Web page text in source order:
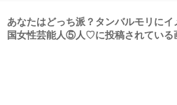
あなたはどっち派？タンバルモリに
国女性芸能人⑤人♡に投稿されている